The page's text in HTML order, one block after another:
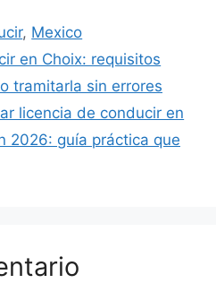
, Mexico
en Choix: requisitos
tramitarla sin errores
licencia de conducir en
2026: guía práctica que